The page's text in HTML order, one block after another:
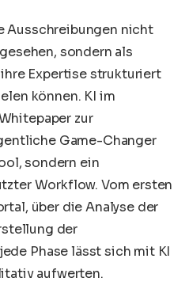
Ausschreibungen nicht
sondern als
Expertise strukturiert
können. KI im
zur
Game-Changer
sondern ein
Workflow. Vom ersten
über die Analyse der
der
Phase lässt sich mit KI
aufwerten.